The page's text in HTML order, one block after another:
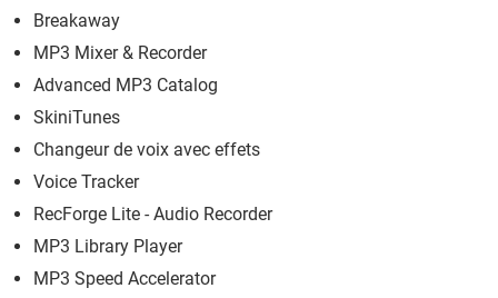
Breakaway
MP3 Mixer & Recorder
Advanced MP3 Catalog
SkiniTunes
Changeur de voix avec effets
Voice Tracker
RecForge Lite - Audio Recorder
MP3 Library Player
MP3 Speed Accelerator